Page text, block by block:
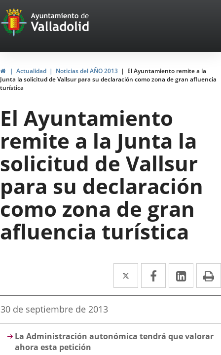
Portal
Web
del
Ayuntamiento
de
Valladolid
HomeActualidad Noticias del AÑO 2013
El Ayuntamiento remite a la
Junta la solicitud de Vallsur para su declaración como zona de gran afluencia
turística
El Ayuntamiento
remite a la Junta la
solicitud de Vallsur
para su declaración
como zona de gran
afluencia turística
Twitter
Enlace
a
aplicación
externa.
Facebook
Enlace
a
aplicación
externa.
Enlace
a
Fecha
la
noticia
30 de septiembre de 2013
Descripción
La Administración autonómica tendrá que valorar
ahora esta petición